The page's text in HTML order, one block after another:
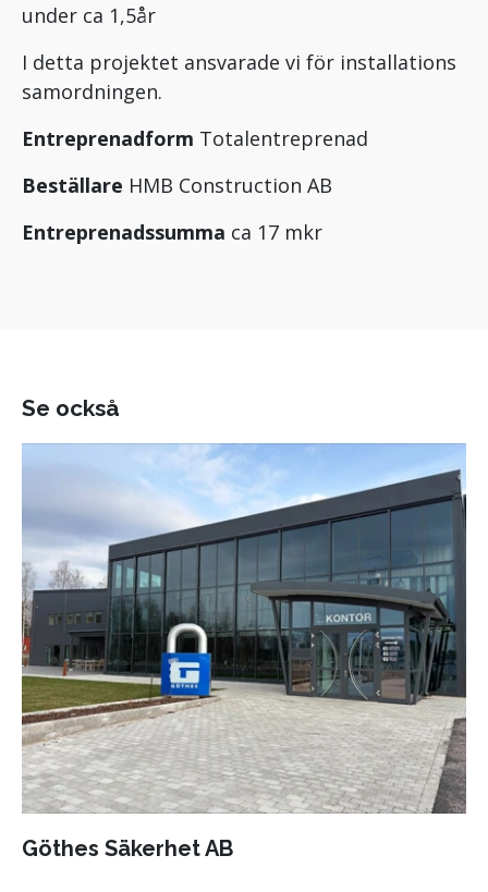
under ca 1,5år
I detta projektet ansvarade vi för installations
samordningen.
Entreprenadform Totalentreprenad
Beställare HMB Construction AB
Entreprenadssumma ca 17 mkr
Se också
Göthes Säkerhet AB